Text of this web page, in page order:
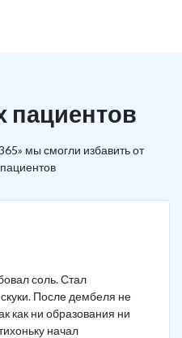
пациентов
мы смогли избавить от
соль. Стал
После дембеля не
как ни образования ни
начал